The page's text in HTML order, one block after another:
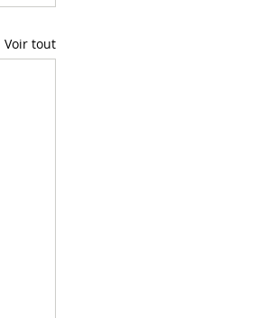
Voir tout